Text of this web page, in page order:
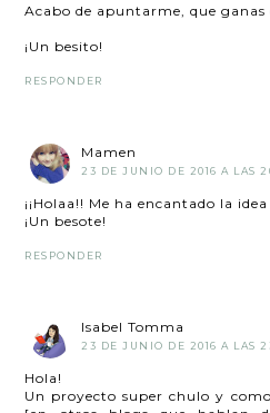
Acabo de apuntarme, que ganas
¡Un besito!
RESPONDER
Mamen
23 DE JUNIO DE 2016 A LAS
¡¡Holaa!! Me ha encantado la
¡Un besote!
RESPONDER
Isabel Tomma
23 DE JUNIO DE 2016 A LAS
Hola!
Un proyecto super chulo y